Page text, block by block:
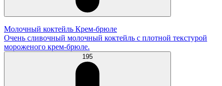
Молочный коктейль Крем-брюле
Очень сливочный молочный коктейль с плотной текстурой
мороженого крем-брюле.
195